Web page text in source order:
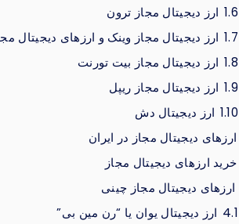
1.6 ارز دیجیتال مجاز ترون
1.7 ارز دیجیتال مجاز وینک و ارزهای دیجیتال
1.8 ارز دیجیتال مجاز بیت تورنت
1.9 ارز دیجیتال مجاز ریپل
1.10 ارز دیجیتال دش
ارزهای دیجیتال مجاز در ایران
خرید ارزهای دیجیتال مجاز
ارزهای دیجیتال مجاز چینی
4.1 ارز دیجیتال یوان یا “رن مین بی”